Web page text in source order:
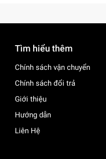
Tìm hiểu thêm
Chính sách vận chuyển
Chính sách đổi trả
Giới thiệu
Hướng dẫn
Liên Hệ